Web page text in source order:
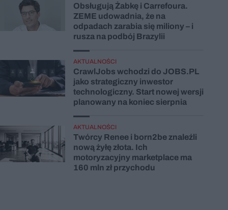
Obsługują Żabkę i Carrefoura.
ZEME udowadnia, że na
odpadach zarabia się miliony – i
rusza na podbój Brazylii
AKTUALNOŚCI
CrawlJobs wchodzi do JOBS.PL
jako strategiczny inwestor
technologiczny. Start nowej wersji
planowany na koniec sierpnia
AKTUALNOŚCI
Twórcy Renee i born2be znaleźli
nową żyłę złota. Ich
motoryzacyjny marketplace ma
160 mln zł przychodu